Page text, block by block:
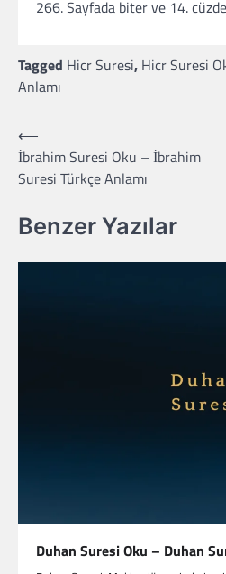
266. Sayfada biter ve 14.
Tagged Hicr Suresi, Hicr Suresi
Anlamı
Yazı
gezinmesi
⟵
İbrahim Suresi Oku – İbrahim
Suresi Türkçe Anlamı
Benzer Yazılar
Duhan Suresi Oku – Duhan